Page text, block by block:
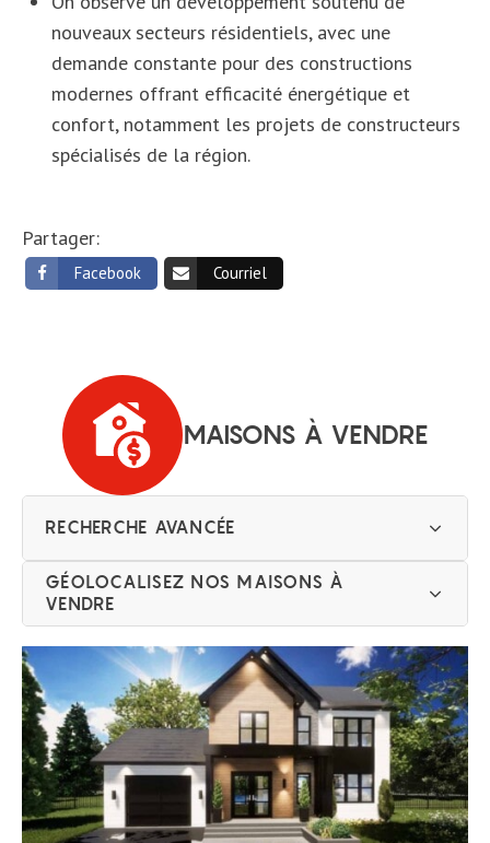
nouveaux secteurs résidentiels, avec une
demande constante pour des constructions
modernes offrant efficacité énergétique et
confort, notamment les projets de constructeurs
spécialisés de la région.
Partager:
Facebook Courriel
MAISONS À VENDRE
RECHERCHE AVANCÉE
GÉOLOCALISEZ NOS MAISONS À
VENDRE